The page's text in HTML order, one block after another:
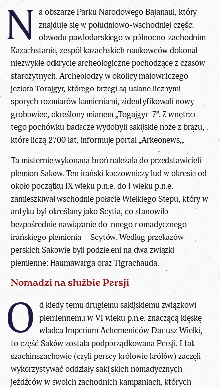
N a obszarze Parku Narodowego Bajanaul, który
znajduje się w południowo-wschodniej części
obwodu pawłodarskiego w północno-zachodnim
Kazachstanie, zespół kazachskich naukowców dokonał
niezwykłe odkrycie archeologiczne pochodzące z czasów
starożytnych. Archeolodzy w okolicy malowniczego
jeziora Torajgyr, którego brzegi są usłane licznymi
sporych rozmiarów kamieniami, zidentyfikowali nowy
grobowiec, określony mianem „Togajgyr-7”. Z wnętrza
tego pochówku badacze wydobyli sakijskie noże z brązu,
które liczą 2700 lat, informuje portal „Arkeonews„.
Ta misternie wykonana broń należała do przedstawicieli
plemion Saków. Ten irański koczowniczy lud w okresie od
około początku IX wieku p.n.e. do I wieku p.n.e.
zamieszkiwał wschodnie połacie Wielkiego Stepu, który w
antyku był określany jako Scytia, co stanowiło
bezpośrednie nawiązanie do innego nomadycznego
irańskiego plemienia – Scytów. Według przekazów
perskich Sakowie byli podzieleni na dwa związki
plemienne: Haumawarga oraz Tigrachauda.
Nomadzi na służbie Persji
O d kiedy temu drugiemu sakijskiemu związkowi
plemiennemu w VI wieku p.n.e. znaczącą klęskę
władca Imperium Achemenidów Dariusz Wielki,
to część Saków została podporządkowana Persji. I tak
szachinszachowie (czyli perscy królowie królów) zaczęli
wykorzystywać oddziały sakijskich nomadycznych
jeźdźców w swoich zachodnich kampaniach, których